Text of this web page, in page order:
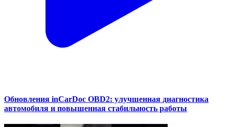
Обновления inCarDoc OBD2: улучшенная диагностика
автомобиля и повышенная стабильность работы